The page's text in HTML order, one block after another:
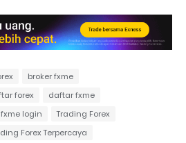
broker fxme
forex
daftar fxme
fxme login
Trading Forex
Forex Terpercaya